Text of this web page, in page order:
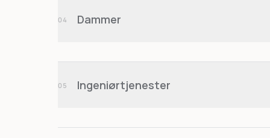
04 Dammer
05 Ingeniørtjenester